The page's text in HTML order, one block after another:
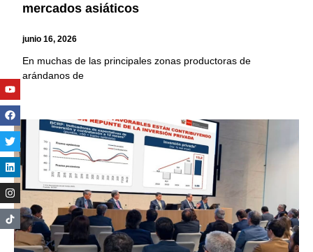
mercados asiáticos
junio 16, 2026
En muchas de las principales zonas productoras de
arándanos de
Youtube
Facebook
Twitter
Linkedin
Instagram